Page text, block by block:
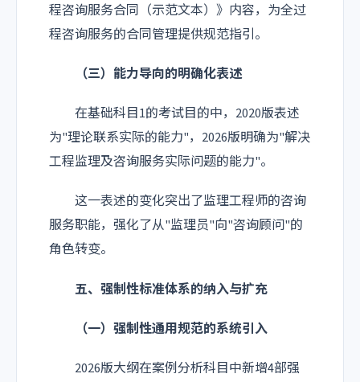
程咨询服务合同（示范文本）》内容，为全过
程咨询服务的合同管理提供规范指引。
（三）能力导向的明确化表述
在基础科目1的考试目的中，2020版表述
为"理论联系实际的能力"，2026版明确为"解决
工程监理及咨询服务实际问题的能力"。
这一表述的变化突出了监理工程师的咨询
服务职能，强化了从"监理员"向"咨询顾问"的
角色转变。
五、强制性标准体系的纳入与扩充
（一）强制性通用规范的系统引入
2026版大纲在案例分析科目中新增4部强